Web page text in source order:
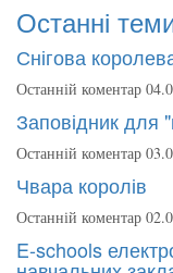
Останні
Снігова
Останній коментар
Заповідник для
Останній коментар
Чвара королів
Останній коментар
E-schools